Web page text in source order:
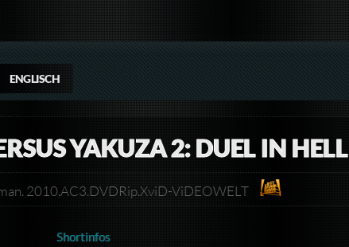
ENGLISCH
YAKUZA 2: DUEL IN HELL
2010.AC3.DVDRip.XviD-ViDEOWELT
Shortinfos